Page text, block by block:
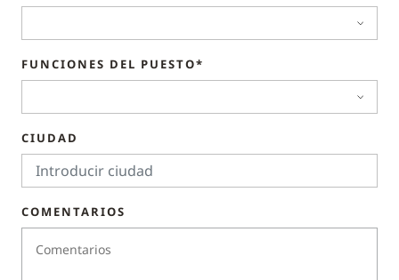
FUNCIONES DEL PUESTO*
CIUDAD
COMENTARIOS